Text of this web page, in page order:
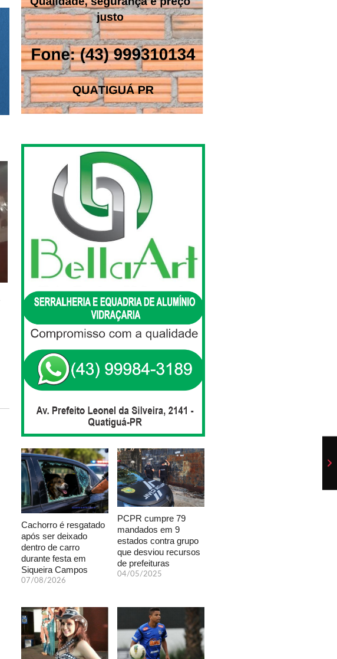
Cachorro é resgatado
após ser deixado
dentro de carro
durante festa em
Siqueira Campos
07/08/2026
PCPR cumpre 79
mandados em 9
estados contra grupo
que desviou recursos
de prefeituras
04/05/2025